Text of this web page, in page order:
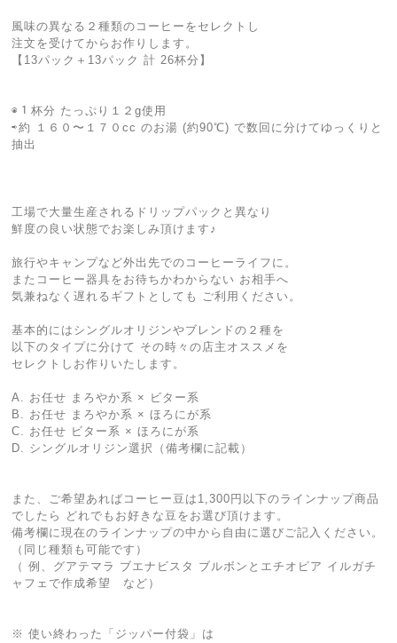
風味の異なる２種類のコーヒーをセレクトし
注文を受けてからお作りします。
【13パック＋13パック 計 26杯分】
◉１杯分 たっぷり１２g使用
⇨約 １６０〜１７０cc のお湯 (約90℃) で数回に分けてゆっくりと
抽出
工場で大量生産されるドリップパックと異なり
鮮度の良い状態でお楽しみ頂けます♪
旅行やキャンプなど外出先でのコーヒーライフに。
またコーヒー器具をお待ちかわからない お相手へ
気兼ねなく遅れるギフトとしても ご利用ください。
基本的にはシングルオリジンやブレンドの２種を
以下のタイプに分けて その時々の店主オススメを
セレクトしお作りいたします。
A. お任せ まろやか系 × ビター系
B. お任せ まろやか系 × ほろにが系
C. お任せ ビター系 × ほろにが系
D. シングルオリジン選択（備考欄に記載）
また、ご希望あればコーヒー豆は1,300円以下のラインナップ商品
でしたら どれでもお好きな豆をお選び頂けます。
備考欄に現在のラインナップの中から自由に選びご記入ください。
（同じ種類も可能です）
（ 例、グアテマラ ブエナビスタ ブルボンとエチオピア イルガチ
ャフェで作成希望 など）
※ 使い終わった「ジッパー付袋」は